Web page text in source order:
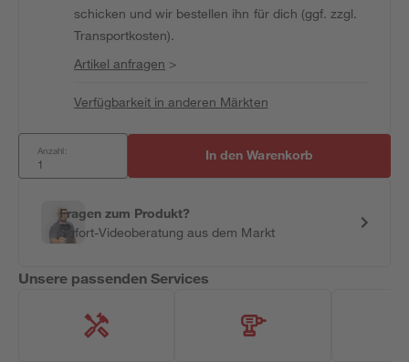
schicken und wir bestellen ihn für dich (ggf. zzgl.
Transportkosten).
Artikel anfragen >
Verfügbarkeit in anderen Märkten
Anzahl: In den Warenkorb
Fragen zum Produkt?
Sofort-Videoberatung aus dem Markt
Unsere passenden Services